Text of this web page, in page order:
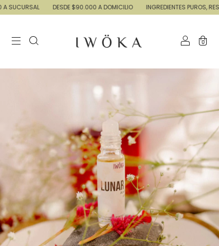
DESDE $90.000 A DOMICILIO INGREDIENTES PUROS,
0